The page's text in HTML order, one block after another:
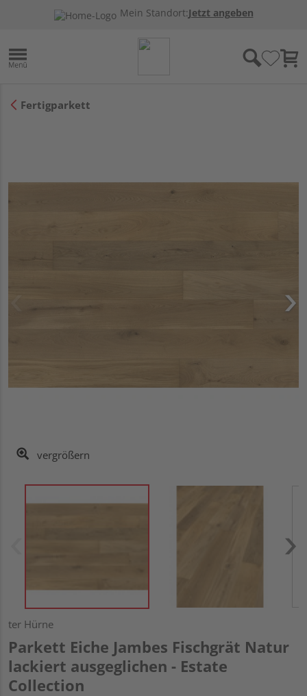
Mein Standort:Jetzt angeben
Fertigparkett
vergrößern
ter Hürne
Parkett Eiche Jambes Fischgrät Natur
lackiert ausgeglichen - Estate
Collection